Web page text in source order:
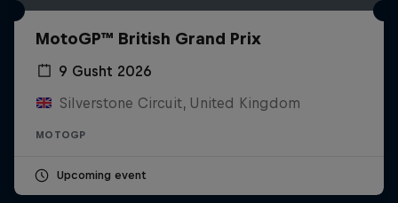
MotoGP™ British Grand Prix
9 Gusht 2026
Silverstone Circuit, United Kingdom
MOTOGP
Upcoming event